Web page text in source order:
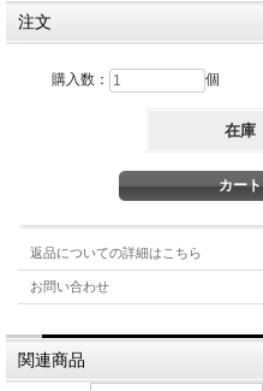
[CAPTAIN FIN]
• Construction: Solid
• Front Height: 4.6
• Rear Height: 4.6
50/50
注文
購入数： 個
在庫
返品についての詳細はこちら
お問い合わせ
関連商品